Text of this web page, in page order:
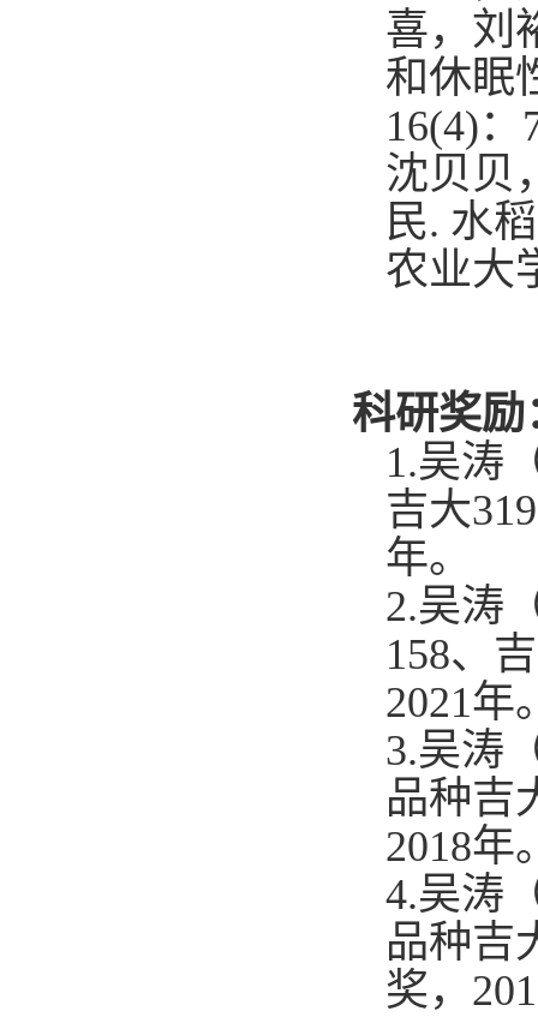
喜，刘
和休眠
16(4)：
沈贝贝
民. 水
农业大
科研奖励
1.吴涛
吉大
年。
2.吴涛
158、
2021年
3.吴涛
品种吉
2018年
4.吴涛
品种吉
奖，